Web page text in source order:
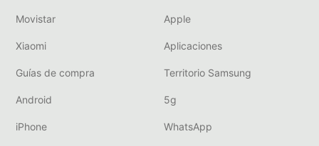
Movistar Apple
Xiaomi Aplicaciones
Guías de compra Territorio Samsung
Android 5g
iPhone WhatsApp